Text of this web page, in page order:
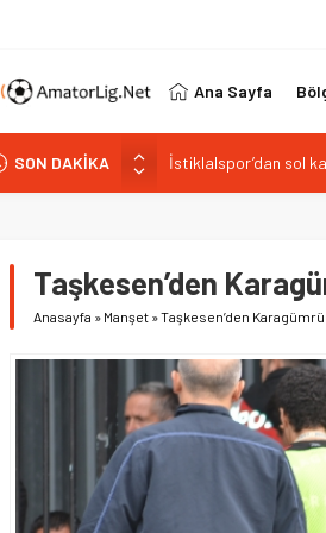
Ana Sayfa
SON DAKİKA
Paşabahçespor’da
İstanbul Gençlerbirliği
Kuzeyin Kaplanları
İstiklalspor’dan sol
Taşkesen’den
Anasayfa » Manşet »Taşkesen’den